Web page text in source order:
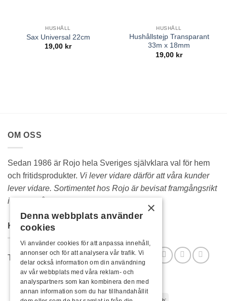
HUSHÅLL
Sax Universal 22cm
19,00 kr
HUSHÅLL
Hushållstejp Transparant
33m x 18mm
19,00 kr
OM OSS
Sedan 1986 är Rojo hela Sveriges självklara val för hem
och fritidsprodukter. Vi lever vidare därför att våra kunder
lever vidare. Sortimentet hos Rojo är bevisat framgångsrikt
i över 35 år.
KONTAKTA OSS
Telefon: 070-6316369 Mail: info@rojo.se
×
Denna webbplats använder
cookies
Vi använder cookies för att anpassa innehåll,
annonser och för att analysera vår trafik. Vi
delar också information om din användning
av vår webbplats med våra reklam- och
analyspartners som kan kombinera den med
annan information som du har tillhandahållit